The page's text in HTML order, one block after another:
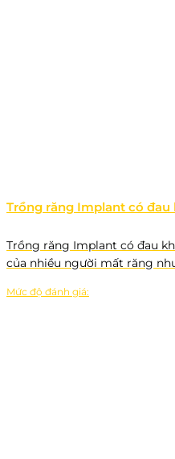
Trồng răng Implant có
Trồng răng Implant có đau
của nhiều người mất răng
Mức độ đánh giá: